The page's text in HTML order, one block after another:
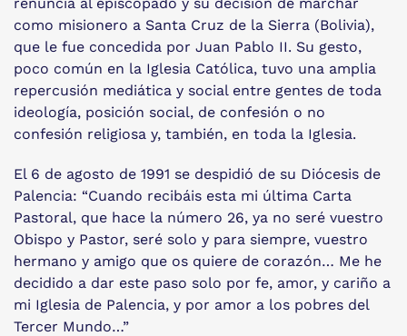
renuncia al episcopado y su decisión de marchar
como misionero a Santa Cruz de la Sierra (Bolivia),
que le fue concedida por Juan Pablo II. Su gesto,
poco común en la Iglesia Católica, tuvo una amplia
repercusión mediática y social entre gentes de toda
ideología, posición social, de confesión o no
confesión religiosa y, también, en toda la Iglesia.
El 6 de agosto de 1991 se despidió de su Diócesis de
Palencia: “Cuando recibáis esta mi última Carta
Pastoral, que hace la número 26, ya no seré vuestro
Obispo y Pastor, seré solo y para siempre, vuestro
hermano y amigo que os quiere de corazón… Me he
decidido a dar este paso solo por fe, amor, y cariño a
mi Iglesia de Palencia, y por amor a los pobres del
Tercer Mundo…”